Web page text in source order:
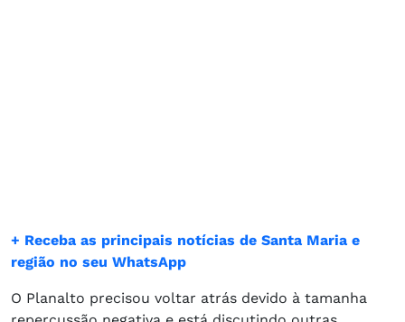
+ Receba as principais notícias de Santa Maria e
região no seu WhatsApp
O Planalto precisou voltar atrás devido à tamanha